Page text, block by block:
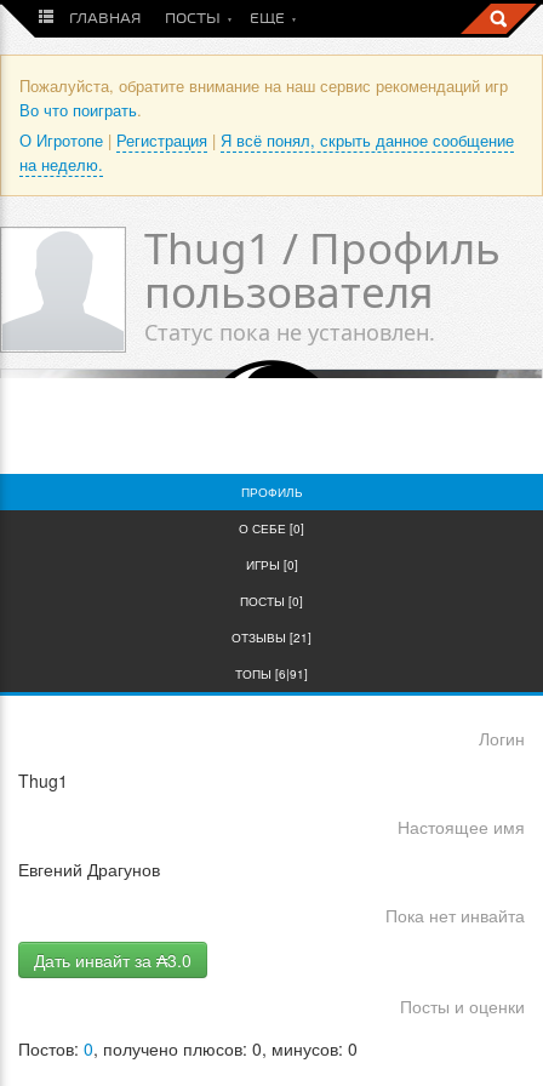
ГЛАВНАЯ ПОСТЫ ЕЩЕ
Пожалуйста, обратите внимание на наш сервис рекомендаций игр
Во что поиграть.
О Игротопе | Регистрация | Я всё понял, скрыть данное сообщение
на неделю.
Thug1 / Профиль
пользователя
Статус пока не установлен.
ПРОФИЛЬ
О СЕБЕ [0]
ИГРЫ [0]
ПОСТЫ [0]
ОТЗЫВЫ [21]
ТОПЫ [6|91]
Логин
Thug1
Настоящее имя
Евгений Драгунов
Пока нет инвайта
Дать инвайт за ₳3.0
Посты и оценки
Постов: 0, получено плюсов: 0, минусов: 0